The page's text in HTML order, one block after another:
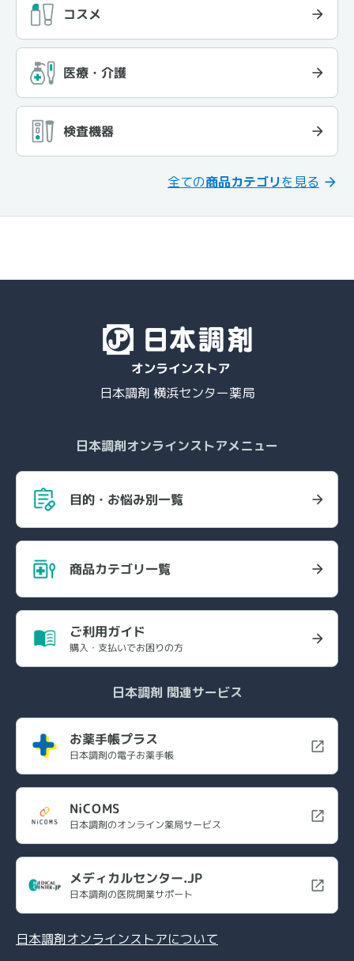
コスメ
医療・介護
検査機器
全ての商品カテゴリを見る
日本調剤 横浜センター薬局
日本調剤オンラインストアメニュー
目的・お悩み別一覧
商品カテゴリ一覧
ご利用ガイド
購入・支払いでお困りの方
日本調剤 関連サービス
お薬手帳プラス
日本調剤の電子お薬手帳
NiCOMS
日本調剤のオンライン薬局サービス
メディカルセンター.JP
日本調剤の医院開業サポート
日本調剤オンラインストアについて